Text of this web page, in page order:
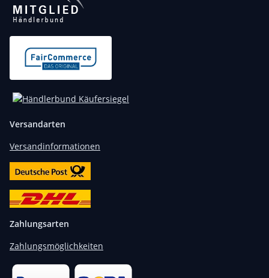
Versandarten
Versandinformationen
Zahlungsarten
Zahlungsmöglichkeiten